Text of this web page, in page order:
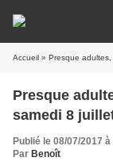
Accueil » Presque adultes,
Presque
samedi 8
Publié le 08/07/2017
Par Benoît